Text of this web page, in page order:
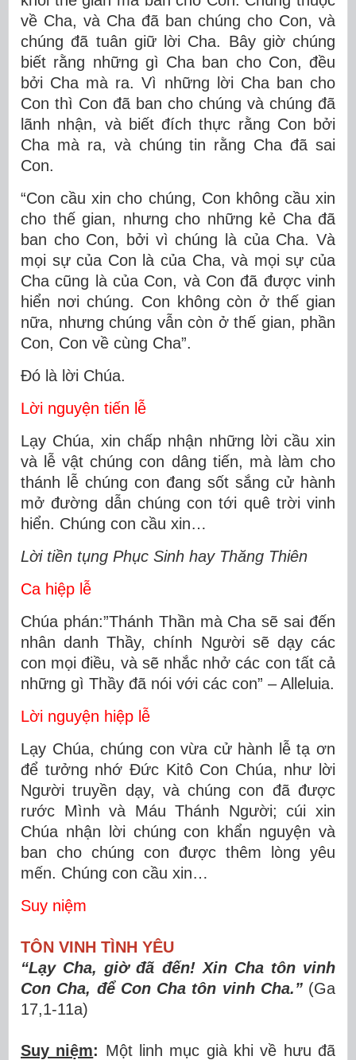
về Cha, và Cha đã ban chúng cho Con, và
chúng đã tuân giữ lời Cha. Bây giờ chúng
biết rằng những gì Cha ban cho Con, đều
bởi Cha mà ra. Vì những lời Cha ban cho
Con thì Con đã ban cho chúng và chúng đã
lãnh nhận, và biết đích thực rằng Con bởi
Cha mà ra, và chúng tin rằng Cha đã sai
Con.
“Con cầu xin cho chúng, Con không cầu xin
cho thế gian, nhưng cho những kẻ Cha đã
ban cho Con, bởi vì chúng là của Cha. Và
mọi sự của Con là của Cha, và mọi sự của
Cha cũng là của Con, và Con đã được vinh
hiển nơi chúng. Con không còn ở thế gian
nữa, nhưng chúng vẫn còn ở thế gian, phần
Con, Con về cùng Cha”.
Ðó là lời Chúa.
Lời nguyện tiến lễ
Lạy Chúa, xin chấp nhận những lời cầu xin
và lễ vật chúng con dâng tiến, mà làm cho
thánh lễ chúng con đang sốt sắng cử hành
mở đường dẫn chúng con tới quê trời vinh
hiển. Chúng con cầu xin…
Lời tiền tụng Phục Sinh hay Thăng Thiên
Ca hiệp lễ
Chúa phán:”Thánh Thần mà Cha sẽ sai đến
nhân danh Thầy, chính Người sẽ dạy các
con mọi điều, và sẽ nhắc nhở các con tất cả
những gì Thầy đã nói với các con” – Alleluia.
Lời nguyện hiệp lễ
Lạy Chúa, chúng con vừa cử hành lễ tạ ơn
để tưởng nhớ Ðức Kitô Con Chúa, như lời
Người truyền dạy, và chúng con đã được
rước Mình và Máu Thánh Người; cúi xin
Chúa nhận lời chúng con khẩn nguyện và
ban cho chúng con được thêm lòng yêu
mến. Chúng con cầu xin…
Suy niệm
TÔN VINH TÌNH YÊU
“Lạy Cha, giờ đã đến! Xin Cha tôn vinh
Con Cha, để Con Cha tôn vinh Cha.” (Ga
17,1-11a)
Suy niệm: Một linh mục già khi về hưu đã